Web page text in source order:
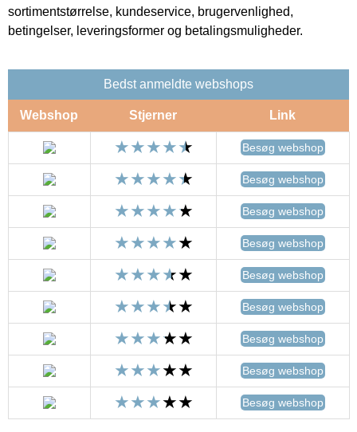
sortimentstørrelse, kundeservice, brugervenlighed,
betingelser, leveringsformer og betalingsmuligheder.
Bedst anmeldte webshops
Webshop Stjerner Link
Besøg webshop
Besøg webshop
Besøg webshop
Besøg webshop
Besøg webshop
Besøg webshop
Besøg webshop
Besøg webshop
Besøg webshop